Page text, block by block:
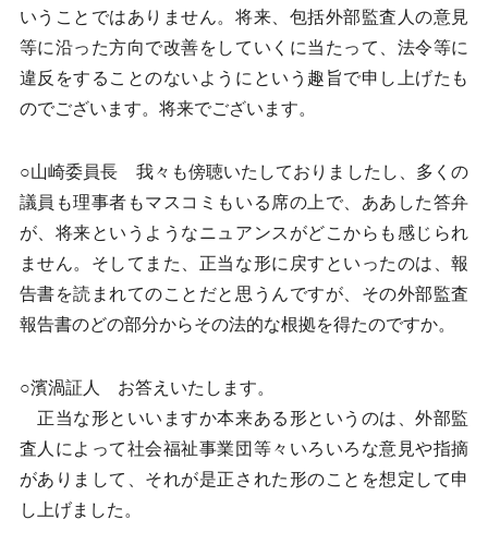
いうことではありません。将来、包括外部監査人の意見
等に沿った方向で改善をしていくに当たって、法令等に
違反をすることのないようにという趣旨で申し上げたも
のでございます。将来でございます。
○山崎委員長 我々も傍聴いたしておりましたし、多くの
議員も理事者もマスコミもいる席の上で、ああした答弁
が、将来というようなニュアンスがどこからも感じられ
ません。そしてまた、正当な形に戻すといったのは、報
告書を読まれてのことだと思うんですが、その外部監査
報告書のどの部分からその法的な根拠を得たのですか。
○濱渦証人 お答えいたします。
正当な形といいますか本来ある形というのは、外部監
査人によって社会福祉事業団等々いろいろな意見や指摘
がありまして、それが是正された形のことを想定して申
し上げました。